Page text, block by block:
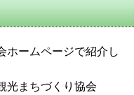
ホームページで紹介し
光まちづくり協会